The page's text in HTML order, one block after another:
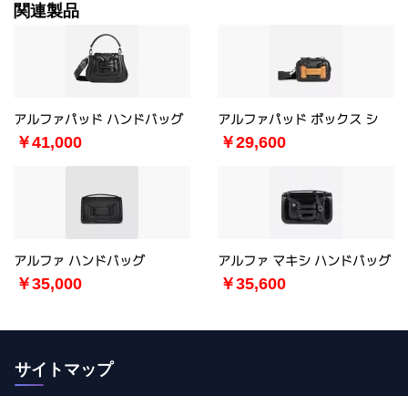
関連製品
アルファパッド ハンドバッグ
￥41,000
アルファパッド ボックス シ
￥29,600
アルファ ハンドバッグ
￥35,000
アルファ マキシ ハンドバッグ
￥35,600
サイトマップ